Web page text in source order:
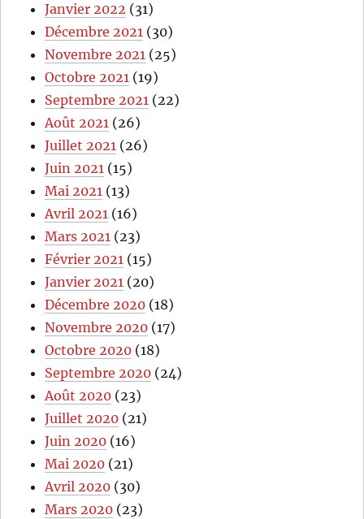
Janvier 2022 (31)
Décembre 2021 (30)
Novembre 2021 (25)
Octobre 2021 (19)
Septembre 2021 (22)
Août 2021 (26)
Juillet 2021 (26)
Juin 2021 (15)
Mai 2021 (13)
Avril 2021 (16)
Mars 2021 (23)
Février 2021 (15)
Janvier 2021 (20)
Décembre 2020 (18)
Novembre 2020 (17)
Octobre 2020 (18)
Septembre 2020 (24)
Août 2020 (23)
Juillet 2020 (21)
Juin 2020 (16)
Mai 2020 (21)
Avril 2020 (30)
Mars 2020 (23)